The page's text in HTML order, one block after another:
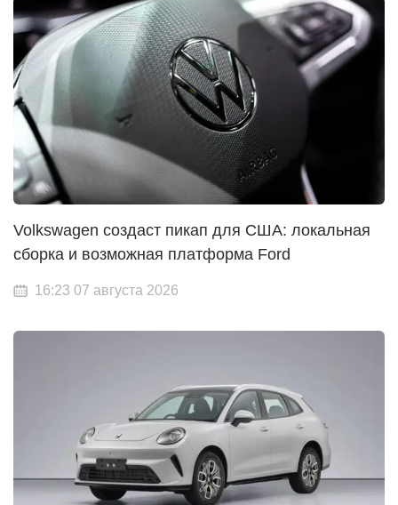
Volkswagen создаст пикап для США: локальная
сборка и возможная платформа Ford
16:23 07 августа 2026